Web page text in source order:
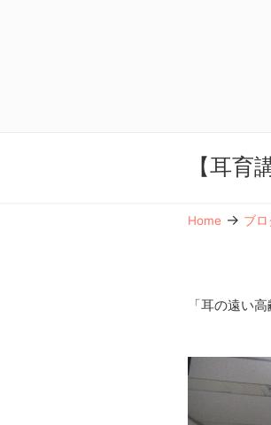
【耳育
Home → ブロ
「耳の遠い